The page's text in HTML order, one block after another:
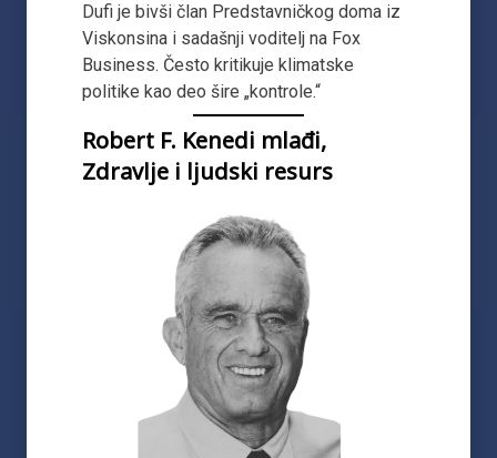
Dufi je bivši član Predstavničkog doma iz
Viskonsina i sadašnji voditelj na Fox
Business. Često kritikuje klimatske
politike kao deo šire „kontrole.“
Robert F. Kenedi mlađi,
Zdravlje i ljudski resurs